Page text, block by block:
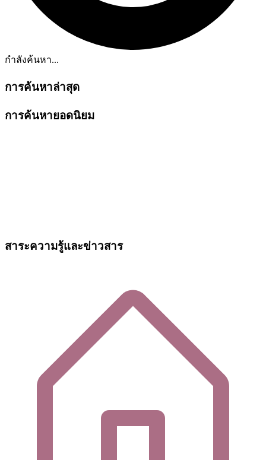
กำลังค้นหา...
การค้นหาล่าสุด
การค้นหายอดนิยม
สาระความรู้และข่าวสาร